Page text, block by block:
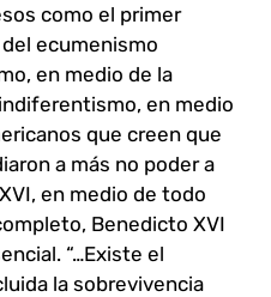
como el primer
ecumenismo
en medio de la
en medio
que creen que
a más no poder a
en medio de todo
Benedicto XVI
“…Existe el
la sobrevivencia